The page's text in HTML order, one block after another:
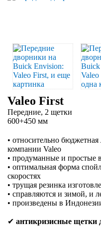
Valeo First
Передние, 2 щетки
600+450 мм
• относительно бюджетная
компании Valeo
• продуманные и простые
• оптимальная форма
скоростях
• трущая резинка
• справляются и зимой, и
• произведены в
✔ антикризисные щетки